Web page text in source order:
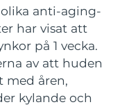
anti-aging-
har visat att
på 1 vecka.
av att huden
med åren,
kylande och
on-the-go
toothbrush
09/08/2026
Förväntad leverans
08/08/2026
leverans14/08/2026